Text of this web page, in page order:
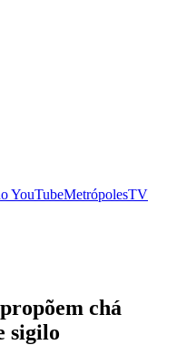
YouTubeMetrópolesTV
chá
sigilo